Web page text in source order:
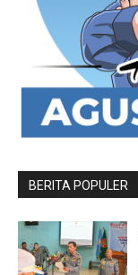
BERITA POPULER